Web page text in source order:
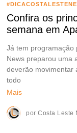
Confira os
semana em
Já tem programação
News preparou uma
deverão movimentar
todo
Mais
porCosta Leste